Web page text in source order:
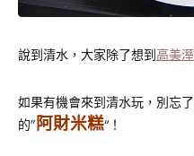
說到清水，大家除了想到 高美
如果有機會來到清水玩，別忘
的” 阿財米糕“！